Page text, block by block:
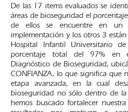
De las 17 items evaluados se
áreas de bioseguridad el
de ellos se encuentre en un
implementación y los otros 3
Hospital Infantil Universitario
porcentaje total del 97% en
Diagnóstico de Bioseguridad,
CONFIANZA, lo que significa que
etapa avanzada, en la cual
bioseguridad no sólo dentro de
hemos buscado fortalecer